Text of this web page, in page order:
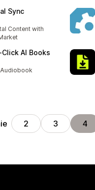
Sync
Content with
AI Books
2 3 4